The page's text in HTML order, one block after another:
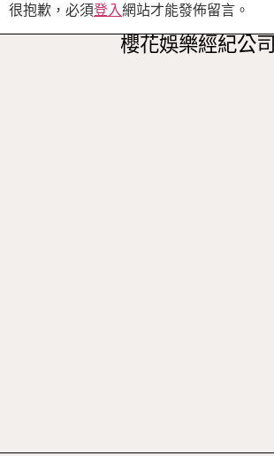
很抱歉，必須登入網站才能發佈留言。
櫻花娛樂經紀公司